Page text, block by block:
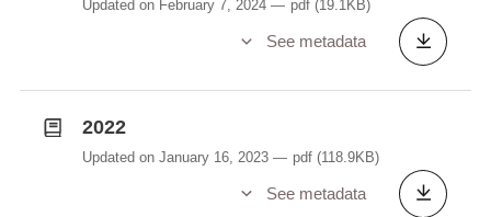
asbl, Syndicat d’Intérêts Locaux de Schrassig asbl,
Syndicat d’Intérêts Locaux Hamm-Pulvermühle
le Directeur de l’Aviation civile et le Ministre des
Transports.
Updated on February 7, 2024 pdf (19.1KB)
See metadata
2022
Updated on January 16, 2023 pdf (118.9KB)
See metadata